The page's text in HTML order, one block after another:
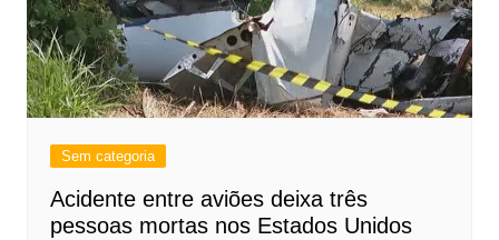
Sem categoria
Acidente entre aviões deixa três
pessoas mortas nos Estados Unidos